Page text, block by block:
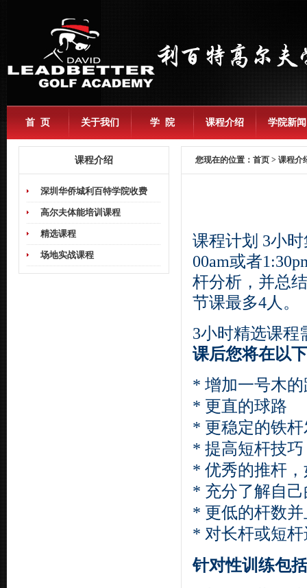
首 页 关于我们 学 院 课程介绍 学院新闻
课程介绍
深圳华侨城利百特学院收费
高尔夫体能培训课程
精选课程
场地实战课程
您现在的位置： 首页 > 课程介
课程计划 3小
00am或者
杆分析，并总
节课最多4人。
3小时精选课程
课后您将在以
* 增加一号木
* 更直的球路
* 更稳定的铁
* 提高短杆技巧
* 优秀的推杆
* 充分了解自
* 更低的杆数
* 对长杆或短
针对性训练包